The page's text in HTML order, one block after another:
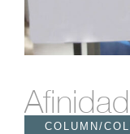
COLUMN/